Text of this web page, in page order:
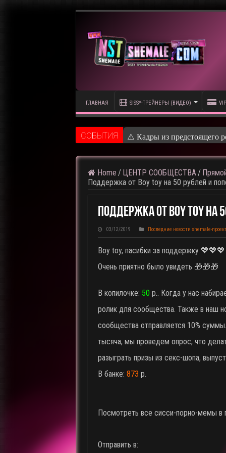
ГЛАВНАЯ SISSY-ТРЕЙНЕРЫ (ВИДЕО)
CОБЫТИЯ ⚠️ Кадры из предстоящего
Home / ЦЕНТР СООБЩЕСТВА /
Поддержка от Boy toy на 50 рублей и
Поддержка От Boy Toy На
03/12/2019 Последние новости shemale-
Boy toy, пасибки за поддержку
Очень приятно было увидеть 🎁🎁🎁
В копилочке: 50 р.. Когда у нас
ролик для сообщества. Также в наш
сообщества отправляется 10%
тысяча, мы проведем опрос, что
разыграть призы из секс-шопа,
В банке: 873 р.
Посмотреть все сисси-порно-мемы в
Отправить в: